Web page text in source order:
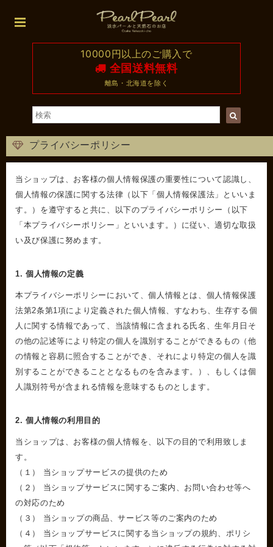
10000円以上のご購入で
全国送料無料
離島・北海道を除く
プライバシーポリシー
当ショップは、お客様の個人情報保護の重要性について認識し、
個人情報の保護に関する法律（以下「個人情報保護法」といいま
す。）を遵守すると共に、以下のプライバシーポリシー（以下
「本プライバシーポリシー」といいます。）に従い、適切な取扱
い及び保護に努めます。
1. 個人情報の定義
本プライバシーポリシーにおいて、個人情報とは、個人情報保護
法第2条第1項により定義された個人情報、すなわち、生存する個
人に関する情報であって、当該情報に含まれる氏名、生年月日そ
の他の記述等により特定の個人を識別することができるもの（他
の情報と容易に照合することができ、それにより特定の個人を識
別することができることとなるものを含みます。）、もしくは個
人識別符号が含まれる情報を意味するものとします。
2. 個人情報の利用目的
当ショップは、お客様の個人情報を、以下の目的で利用致しま
す。
（１） 当ショップサービスの提供のため
（２） 当ショップサービスに関するご案内、お問い合わせ等へ
の対応のため
（３） 当ショップの商品、サービス等のご案内のため
（４） 当ショップサービスに関する当ショップの規約、ポリシ